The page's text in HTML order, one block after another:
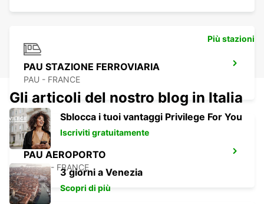
PAU STAZIONE FERROVIARIA
PAU - FRANCE
PAU AEROPORTO
UZEIN - FRANCE
Più stazioni
Gli articoli del nostro blog in Italia
Sblocca i tuoi vantaggi Privilege For You
Iscriviti gratuitamente
3 giorni a Venezia
Scopri di più